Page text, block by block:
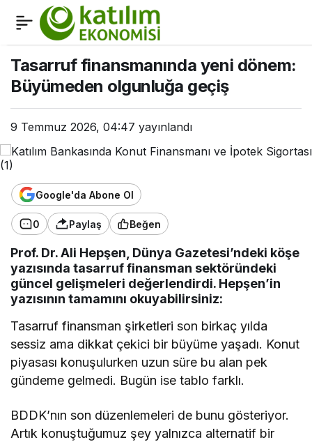
Tasarruf finansmanında yeni dönem:
Büyümeden olgunluğa geçiş
9 Temmuz 2026, 04:47 yayınlandı
Google'da Abone Ol
0 Paylaş Beğen
Prof. Dr. Ali Hepşen, Dünya Gazetesi’ndeki köşe
yazısında tasarruf finansman sektöründeki
güncel gelişmeleri değerlendirdi. Hepşen’in
yazısının tamamını okuyabilirsiniz:
Tasarruf finansman şirketleri son birkaç yıl­da
sessiz ama dikkat çekici bir büyüme ya­şadı. Konut
piyasası konuşulurken uzun süre bu alan pek
gündeme gelmedi. Bugün ise tab­lo farklı.
BDDK’nın son düzenlemeleri de bu­nu gösteriyor.
Artık konuştuğumuz şey yalnız­ca alternatif bir
Tasarruf finansmanında
yeni dönem: Büyümeden
olgunluğa geçiş